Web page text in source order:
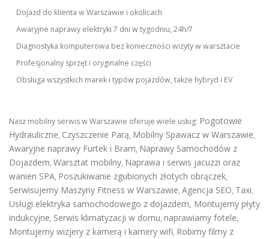
Dojazd do klienta w Warszawie i okolicach
Awaryjne naprawy elektryki 7 dni w tygodniu, 24h/7
Diagnostyka komputerowa bez konieczności wizyty w warsztacie
Profesjonalny sprzęt i oryginalne części
Obsługa wszystkich marek i typów pojazdów, także hybryd i EV
Nasz mobilny serwis w Warszawie oferuje wiele usług: Pogotowie
Hydrauliczne, Czyszczenie Parą, Mobilny Spawacz w Warszawie,
Awaryjne naprawy Furtek i Bram, Naprawy Samochodów z
Dojazdem, Warsztat mobilny, Naprawa i serwis jacuzzi oraz
wanien SPA, Poszukiwanie zgubionych złotych obrączek,
Serwisujemy Maszyny Fitness w Warszawie, Agencja SEO, Taxi,
Usługi elektryka samochodowego z dojazdem, Montujemy płyty
indukcyjne, Serwis klimatyzacji w domu, naprawiamy fotele,
Montujemy wizjery z kamerą i kamery wifi, Robimy filmy z